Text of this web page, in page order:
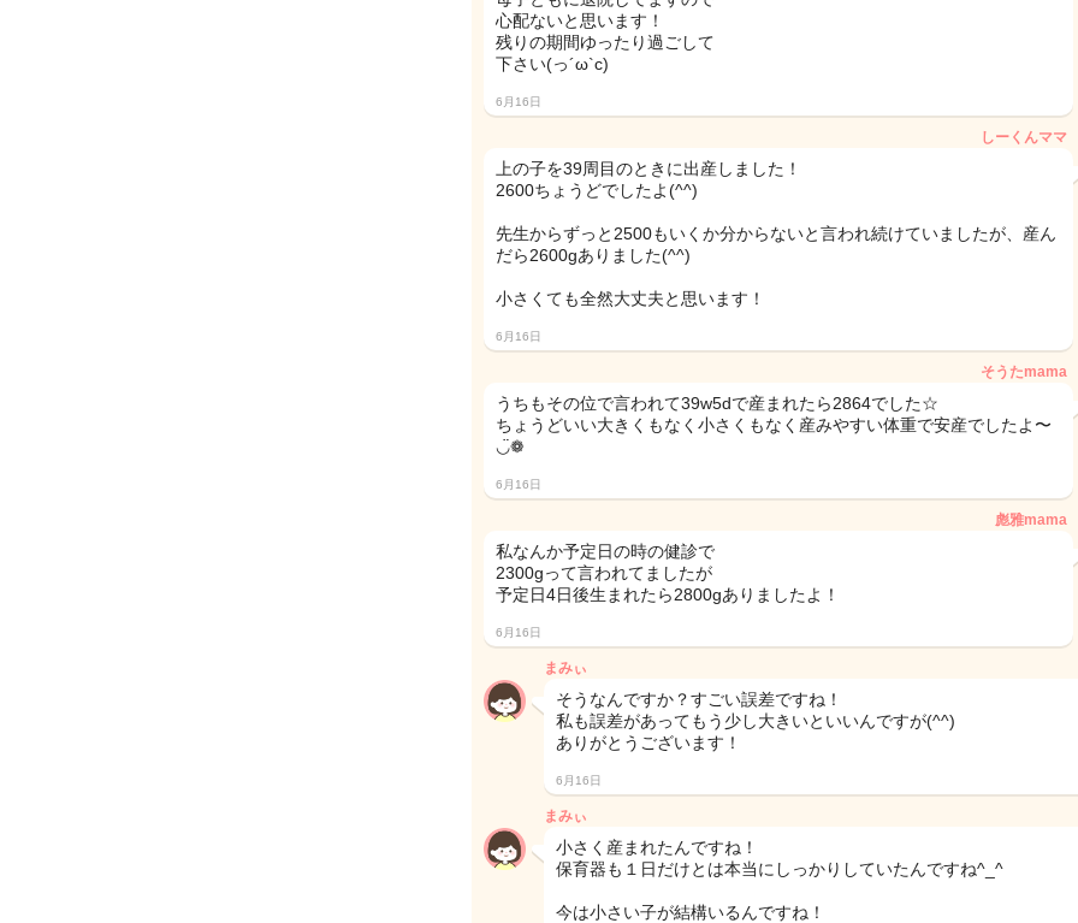
心配ないと思います！
残りの期間ゆったり過ごして
下さい(っ´ω`c)
6月16日
しーくんママ
上の子を39周目のときに出産しました！
2600ちょうどでしたよ(^^)
先生からずっと2500もいくか分からないと言われ続けていましたが、産ん
だら2600gありました(^^)
小さくても全然大丈夫と思います！
6月16日
そうたmama
うちもその位で言われて39w5dで産まれたら2864でした☆
ちょうどいい大きくもなく小さくもなく産みやすい体重で安産でしたよ〜
◡̈❁
6月16日
彪雅mama
私なんか予定日の時の健診で
2300gって言われてましたが
予定日4日後生まれたら2800gありましたよ！
6月16日
まみぃ
そうなんですか？すごい誤差ですね！
私も誤差があってもう少し大きいといいんですが(^^)
ありがとうございます！
6月16日
まみぃ
小さく産まれたんですね！
保育器も１日だけとは本当にしっかりしていたんですね^_^
今は小さい子が結構いるんですね！